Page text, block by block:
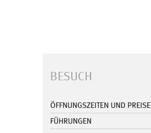
BESUCH
ÖFFNUNGSZEITEN UND PREISE
FÜHRUNGEN